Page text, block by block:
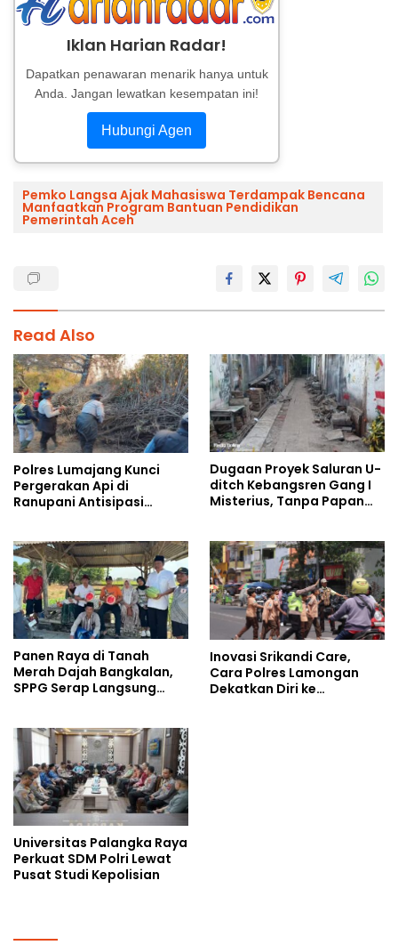
Iklan Harian Radar!
Dapatkan penawaran menarik hanya untuk
Anda. Jangan lewatkan kesempatan ini!
Hubungi Agen
Pemko Langsa Ajak Mahasiswa Terdampak Bencana
Manfaatkan Program Bantuan Pendidikan
Pemerintah Aceh
Read Also
Polres Lumajang Kunci
Pergerakan Api di
Ranupani Antisipasi
Dugaan Proyek Saluran U-
ditch Kebangsren Gang I
Misterius, Tanpa Papan
Panen Raya di Tanah
Merah Dajah Bangkalan,
SPPG Serap Langsung
Inovasi Srikandi Care,
Cara Polres Lamongan
Dekatkan Diri ke
Universitas Palangka Raya
Perkuat SDM Polri Lewat
Pusat Studi Kepolisian